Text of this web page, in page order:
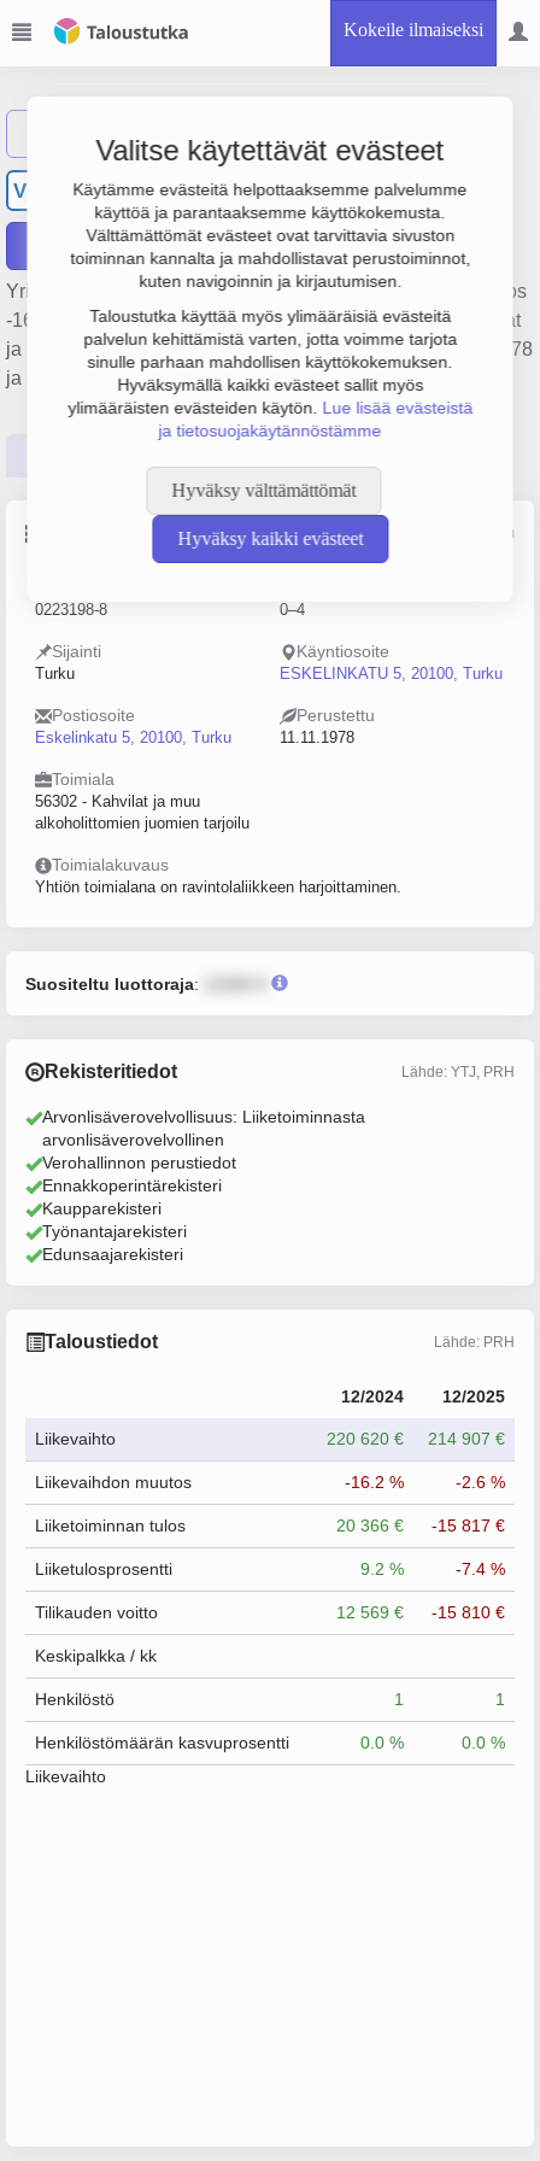
Kokeile ilmaiseksi
Valitse käytettävät evästeet
Käytämme evästeitä helpottaaksemme palvelumme
käyttöä ja parantaaksemme käyttökokemusta.
Välttämättömät evästeet ovat tarvittavia sivuston
toiminnan kannalta ja mahdollistavat perustoiminnot,
kuten navigoinnin ja kirjautumisen.
Taloustutka käyttää myös ylimääräisiä evästeitä
palvelun kehittämistä varten, jotta voimme tarjota
sinulle parhaan mahdollisen käyttökokemuksen.
Hyväksymällä kaikki evästeet sallit myös
ylimääräisten evästeiden käytön. Lue lisää evästeistä
ja tietosuojakäytännöstämme
Hyväksy välttämättömät
Hyväksy kaikki evästeet
VR V.P.K:n Ravintola Oy
Raportit
Yrityksen V.P.K:n Ravintola Oy liikevaihto on 215 000 €, tulos
-16 000 € ja henkilöstömäärä 1. Sen päätoimiala on Kahvilat
ja muu alkoholittomien juomien tarjoilu, perustamisvuosi 1978
ja sijainti Turku. Yrityksen yhtiömuoto Osakeyhtiö (OY).
Lähde: YTJ, PRH, Traficom
0223198-8 0–4
Sijainti
Turku
Käyntiosoite
ESKELINKATU 5, 20100, Turku
Postiosoite
Eskelinkatu 5, 20100, Turku
Perustettu
11.11.1978
Toimiala
56302 - Kahvilat ja muu
alkoholittomien juomien tarjoilu
Toimialakuvaus
Yhtiön toimialana on ravintolaliikkeen harjoittaminen.
Suositeltu luottoraja:
Rekisteritiedot Lähde: YTJ, PRH
Arvonlisäverovelvollisuus: Liiketoiminnasta
arvonlisäverovelvollinen
Verohallinnon perustiedot
Ennakkoperintärekisteri
Kaupparekisteri
Työnantajarekisteri
Edunsaajarekisteri
Taloustiedot Lähde: PRH
12/2024 12/2025
Liikevaihto 220 620 € 214 907 €
Liikevaihdon muutos -16.2 % -2.6 %
Liiketoiminnan tulos 20 366 € -15 817 €
Liiketulosprosentti 9.2 % -7.4 %
Tilikauden voitto 12 569 € -15 810 €
Keskipalkka / kk
Henkilöstö 1 1
Henkilöstömäärän kasvuprosentti 0.0 %
0.0 %
Liikevaihto